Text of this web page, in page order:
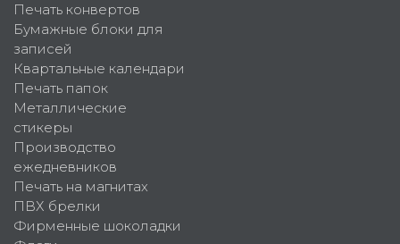
Печать конвертов
Бумажные блоки для
записей
Квартальные календари
Печать папок
Металлические
стикеры
Производство
ежедневников
Печать на магнитах
ПВХ брелки
Фирменные шоколадки